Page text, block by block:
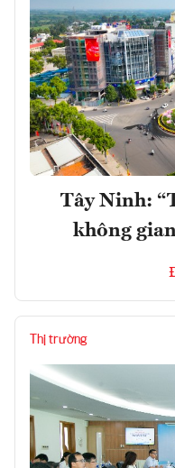
Tây Ninh:
không
Thị trường